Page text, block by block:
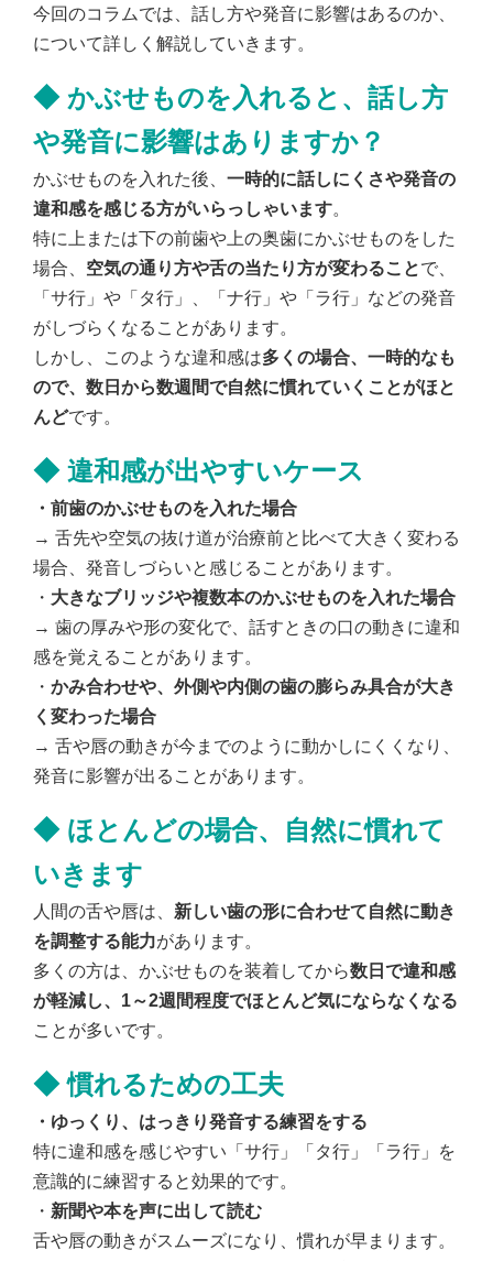
今回のコラムでは、話し方や発音に影響はあるのか、
について詳しく解説していきます。
◆かぶせものを入れると、話し方
や発音に影響はありますか？
かぶせものを入れた後、 一時的に話しにくさや発音の
違和感を感じる方がいらっしゃいます。
特に上または下の前歯や上の奥歯にかぶせものをした
場合、 空気の通り方や舌の当たり方が変わることで、
「サ行」や「タ行」、「ナ行」や「ラ行」などの発音
がしづらくなることがあります。
しかし、このような違和感は多くの場合、一時的なも
ので、数日から数週間で自然に慣れていくことがほと
んどです。
◆違和感が出やすいケース
・前歯のかぶせものを入れた場合
→ 舌先や空気の抜け道が治療前と比べて大きく変わる
場合、発音しづらいと感じることがあります。
・ 大きなブリッジや複数本のかぶせものを入れた場合
→ 歯の厚みや形の変化で、話すときの口の動きに違和
感を覚えることがあります。
・ かみ合わせや、外側や内側の歯の膨らみ具合が大き
く変わった場合
→ 舌や唇の動きが今までのように動かしにくくなり、
発音に影響が出ることがあります。
◆ほとんどの場合、自然に慣れて
いきます
人間の舌や唇は、 新しい歯の形に合わせて自然に動き
を調整する能力があります。
多くの方は、かぶせものを装着してから数日で違和感
が軽減し、1～2週間程度でほとんど気にならなくなる
ことが多いです。
◆慣れるための工夫
・ゆっくり、はっきり発音する練習をする
特に違和感を感じやすい「サ行」「タ行」「ラ行」を
意識的に練習すると効果的です。
・ 新聞や本を声に出して読む
舌や唇の動きがスムーズになり、慣れが早まります。